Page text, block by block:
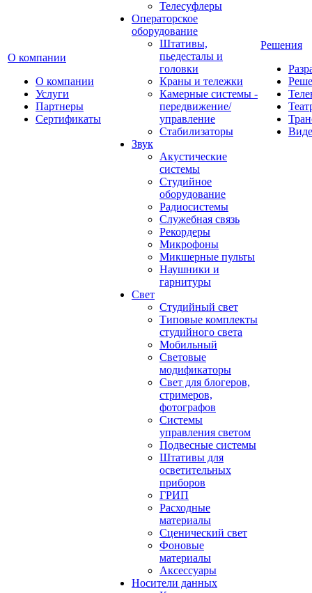
О компании
О компании
Услуги
Партнеры
Сертификаты
Телесуфлеры
Операторское
оборудование
Штативы,
пьедесталы и
головки
Краны и тележки
Камерные системы -
передвижение/
управление
Стабилизаторы
Звук
Акустические
системы
Студийное
оборудование
Радиосистемы
Служебная связь
Рекордеры
Микрофоны
Микшерные пульты
Наушники и
гарнитуры
Свет
Студийный свет
Типовые комплекты
студийного света
Мобильный
Световые
модификаторы
Свет для блогеров,
стримеров,
фотографов
Системы
управления светом
Подвесные системы
Штативы для
осветительных
приборов
ГРИП
Расходные
материалы
Сценический свет
Фоновые
материалы
Аксессуары
Носители данных
Решения